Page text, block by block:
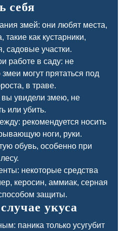
себя
змей: они любят места,
такие как кустарники,
садовые участки.
работе в саду: не
могут прятаться под
в траве.
вы увидели змею, не
или убить.
рекомендуется носить
ноги, руки.
обувь, особенно при
некоторые средства
керосин, аммиак, серная
защиты.
укуса
паника только усугубит